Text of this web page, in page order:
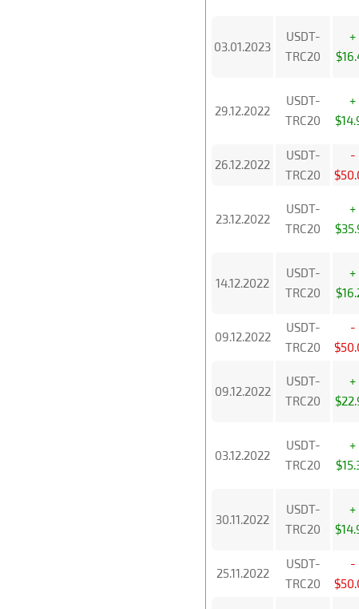
03.01.2023
USDT-
TRC20
+
29.12.2022
USDT-
TRC20
+
26.12.2022
USDT-
TRC20
-
23.12.2022
USDT-
TRC20
+
14.12.2022
USDT-
TRC20
+
09.12.2022
USDT-
TRC20
-
09.12.2022
USDT-
TRC20
+
03.12.2022
USDT-
TRC20
+
30.11.2022
USDT-
TRC20
+
25.11.2022
USDT-
TRC20
-